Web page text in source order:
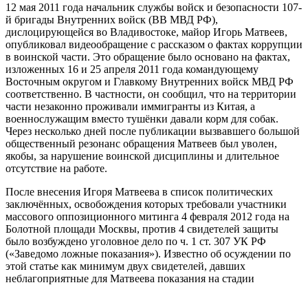
12 мая 2011 года начальник службы войск и безопасности 107-
й бригады Внутренних войск (ВВ МВД РФ),
дислоцирующейся во Владивостоке, майор Игорь Матвеев,
опубликовал видеообращение с рассказом о фактах коррупции
в воинской части. Это обращение было основано на фактах,
изложенных 16 и 25 апреля 2011 года командующему
Восточным округом и Главкому Внутренних войск МВД РФ
соответственно. В частности, он сообщил, что на территории
части незаконно проживали иммигранты из Китая, а
военнослужащим вместо тушёнки давали корм для собак.
Через несколько дней после публикации вызвавшего большой
общественный резонанс обращения Матвеев был уволен,
якобы, за нарушение воинской дисциплины и длительное
отсутствие на работе.
После внесения Игоря Матвеева в список политических
заключённых, освобождения которых требовали участники
массового оппозиционного митинга 4 февраля 2012 года на
Болотной площади Москвы, против 4 свидетелей защиты
было возбуждено уголовное дело по ч. 1 ст. 307 УК РФ
(«Заведомо ложные показания»). Известно об осуждении по
этой статье как минимум двух свидетелей, давших
неблагоприятные для Матвеева показания на стадии